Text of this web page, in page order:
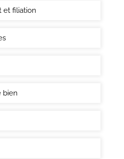
et filiation
bien